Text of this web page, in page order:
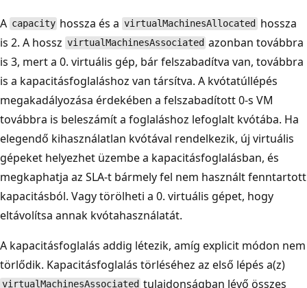
A capacity hossza és a virtualMachinesAllocated
hossza
is 2. A hossz virtualMachinesAssociated azonban továbbra
is 3, mert a 0. virtuális gép, bár felszabadítva van, továbbra
is a kapacitásfoglaláshoz van társítva. A kvótatúllépés
megakadályozása érdekében a felszabadított 0-s VM
továbbra is beleszámít a foglaláshoz lefoglalt kvótába. Ha
elegendő kihasználatlan kvótával rendelkezik, új virtuális
gépeket helyezhet üzembe a kapacitásfoglalásban, és
megkaphatja az SLA-t bármely fel nem használt fenntartott
kapacitásból. Vagy törölheti a 0. virtuális gépet, hogy
eltávolítsa annak kvótahasználatát.
A kapacitásfoglalás addig létezik, amíg explicit módon nem
törlődik. Kapacitásfoglalás törléséhez az első lépés a(z)
virtualMachinesAssociated tulajdonságban lévő összes